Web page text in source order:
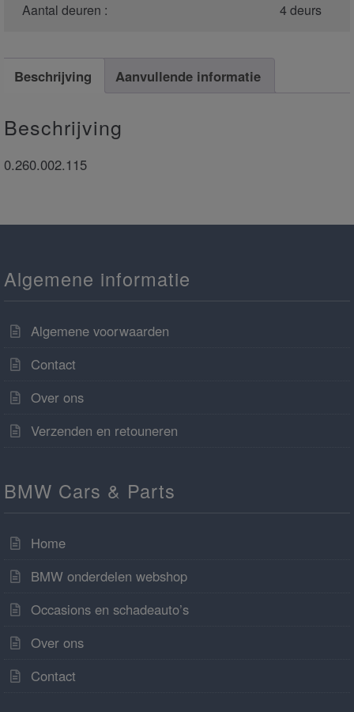
Aantal deuren : 4 deurs
Beschrijving Aanvullende informatie
Beschrijving
0.260.002.115
Algemene informatie
Algemene voorwaarden
Contact
Over ons
Verzenden en retouneren
BMW Cars & Parts
Home
BMW onderdelen webshop
Occasions en schadeauto’s
Over ons
Contact